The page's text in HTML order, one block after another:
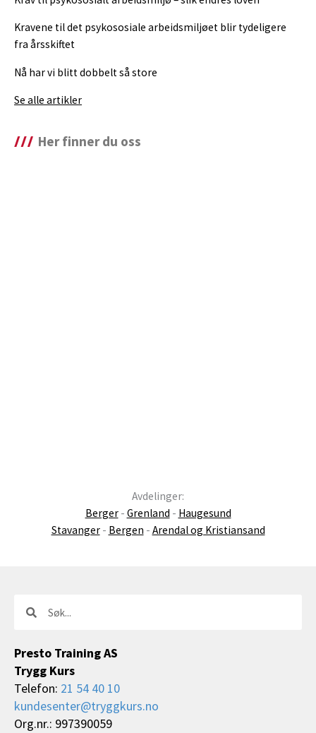
Kravene til det psykososiale arbeidsmiljøet blir tydeligere
fra årsskiftet
Nå har vi blitt dobbelt så store
Se alle artikler
Her finner du oss
Avdelinger:
Berger- Grenland - Haugesund
Stavanger- Bergen - Arendal og Kristiansand
Presto Training AS
Trygg Kurs
Telefon: 21 54 40 10
kundesenter@tryggkurs.no
Org.nr.: 997390059